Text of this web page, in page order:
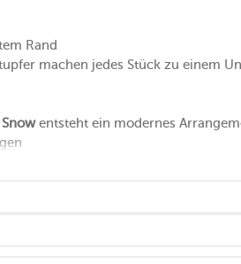
Rand
machen jedes Stück zu einem
entsteht ein modernes